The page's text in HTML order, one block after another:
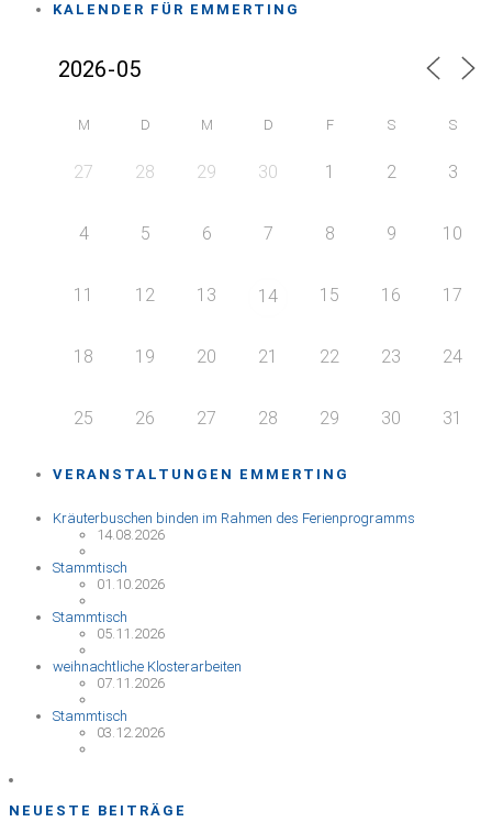
KALENDER FÜR EMMERTING
M D M D F S S
27 28 29 30 1 2 3
4 5 6 7 8 9 10
11 12 13 14 15 16 17
18 19 20 21 22 23 24
25 26 27 28 29 30 31
VERANSTALTUNGEN EMMERTING
Kräuterbuschen binden im Rahmen des Ferienprogramms
14.08.2026
Stammtisch
01.10.2026
Stammtisch
05.11.2026
weihnachtliche Klosterarbeiten
07.11.2026
Stammtisch
03.12.2026
NEUESTE BEITRÄGE